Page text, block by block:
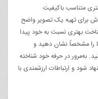
متناسب باکیفیت
برای تهیه یک تصویر واضح
بهتری نسبت به خود پیدا
را مشخصاً نشان دهید و
به‌مرور در حرفه خود شناخته
شود و ارتباطات ارزشمندی با